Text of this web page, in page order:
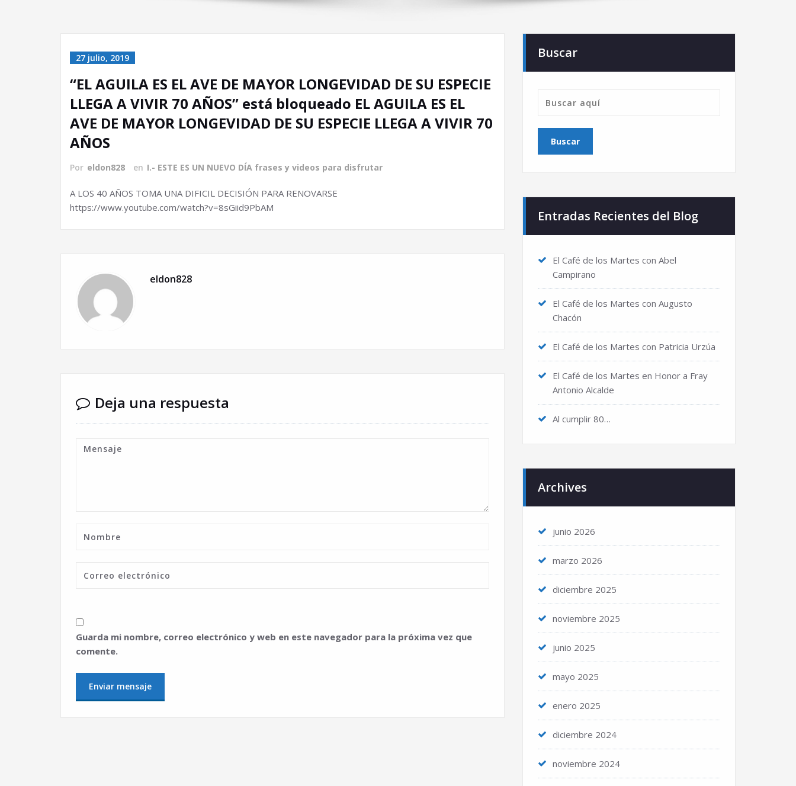
27 julio, 2019
“EL AGUILA ES EL AVE DE MAYOR LONGEVIDAD DE SU ESPECIE
LLEGA A VIVIR 70 AÑOS” está bloqueado EL AGUILA ES EL
AVE DE MAYOR LONGEVIDAD DE SU ESPECIE LLEGA A VIVIR 70
AÑOS
Por eldon828 en I.- ESTE ES UN NUEVO DÍA frases y videos para disfrutar
A LOS 40 AÑOS TOMA UNA DIFICIL DECISIÓN PARA RENOVARSE
https://www.youtube.com/watch?v=8sGiid9PbAM
eldon828
Deja una respuesta
Guarda mi nombre, correo electrónico y web en este navegador para la próxima vez que
comente.
Buscar
Entradas Recientes del Blog
El Café de los Martes con Abel
Campirano
El Café de los Martes con Augusto
Chacón
El Café de los Martes con Patricia Urzúa
El Café de los Martes en Honor a Fray
Antonio Alcalde
Al cumplir 80…
Archives
junio 2026
marzo 2026
diciembre 2025
noviembre 2025
junio 2025
mayo 2025
enero 2025
diciembre 2024
noviembre 2024